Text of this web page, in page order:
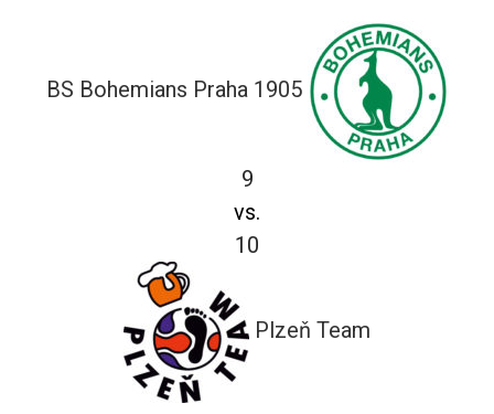
BS Bohemians Praha 1905
9
vs.
10
Plzeň Team